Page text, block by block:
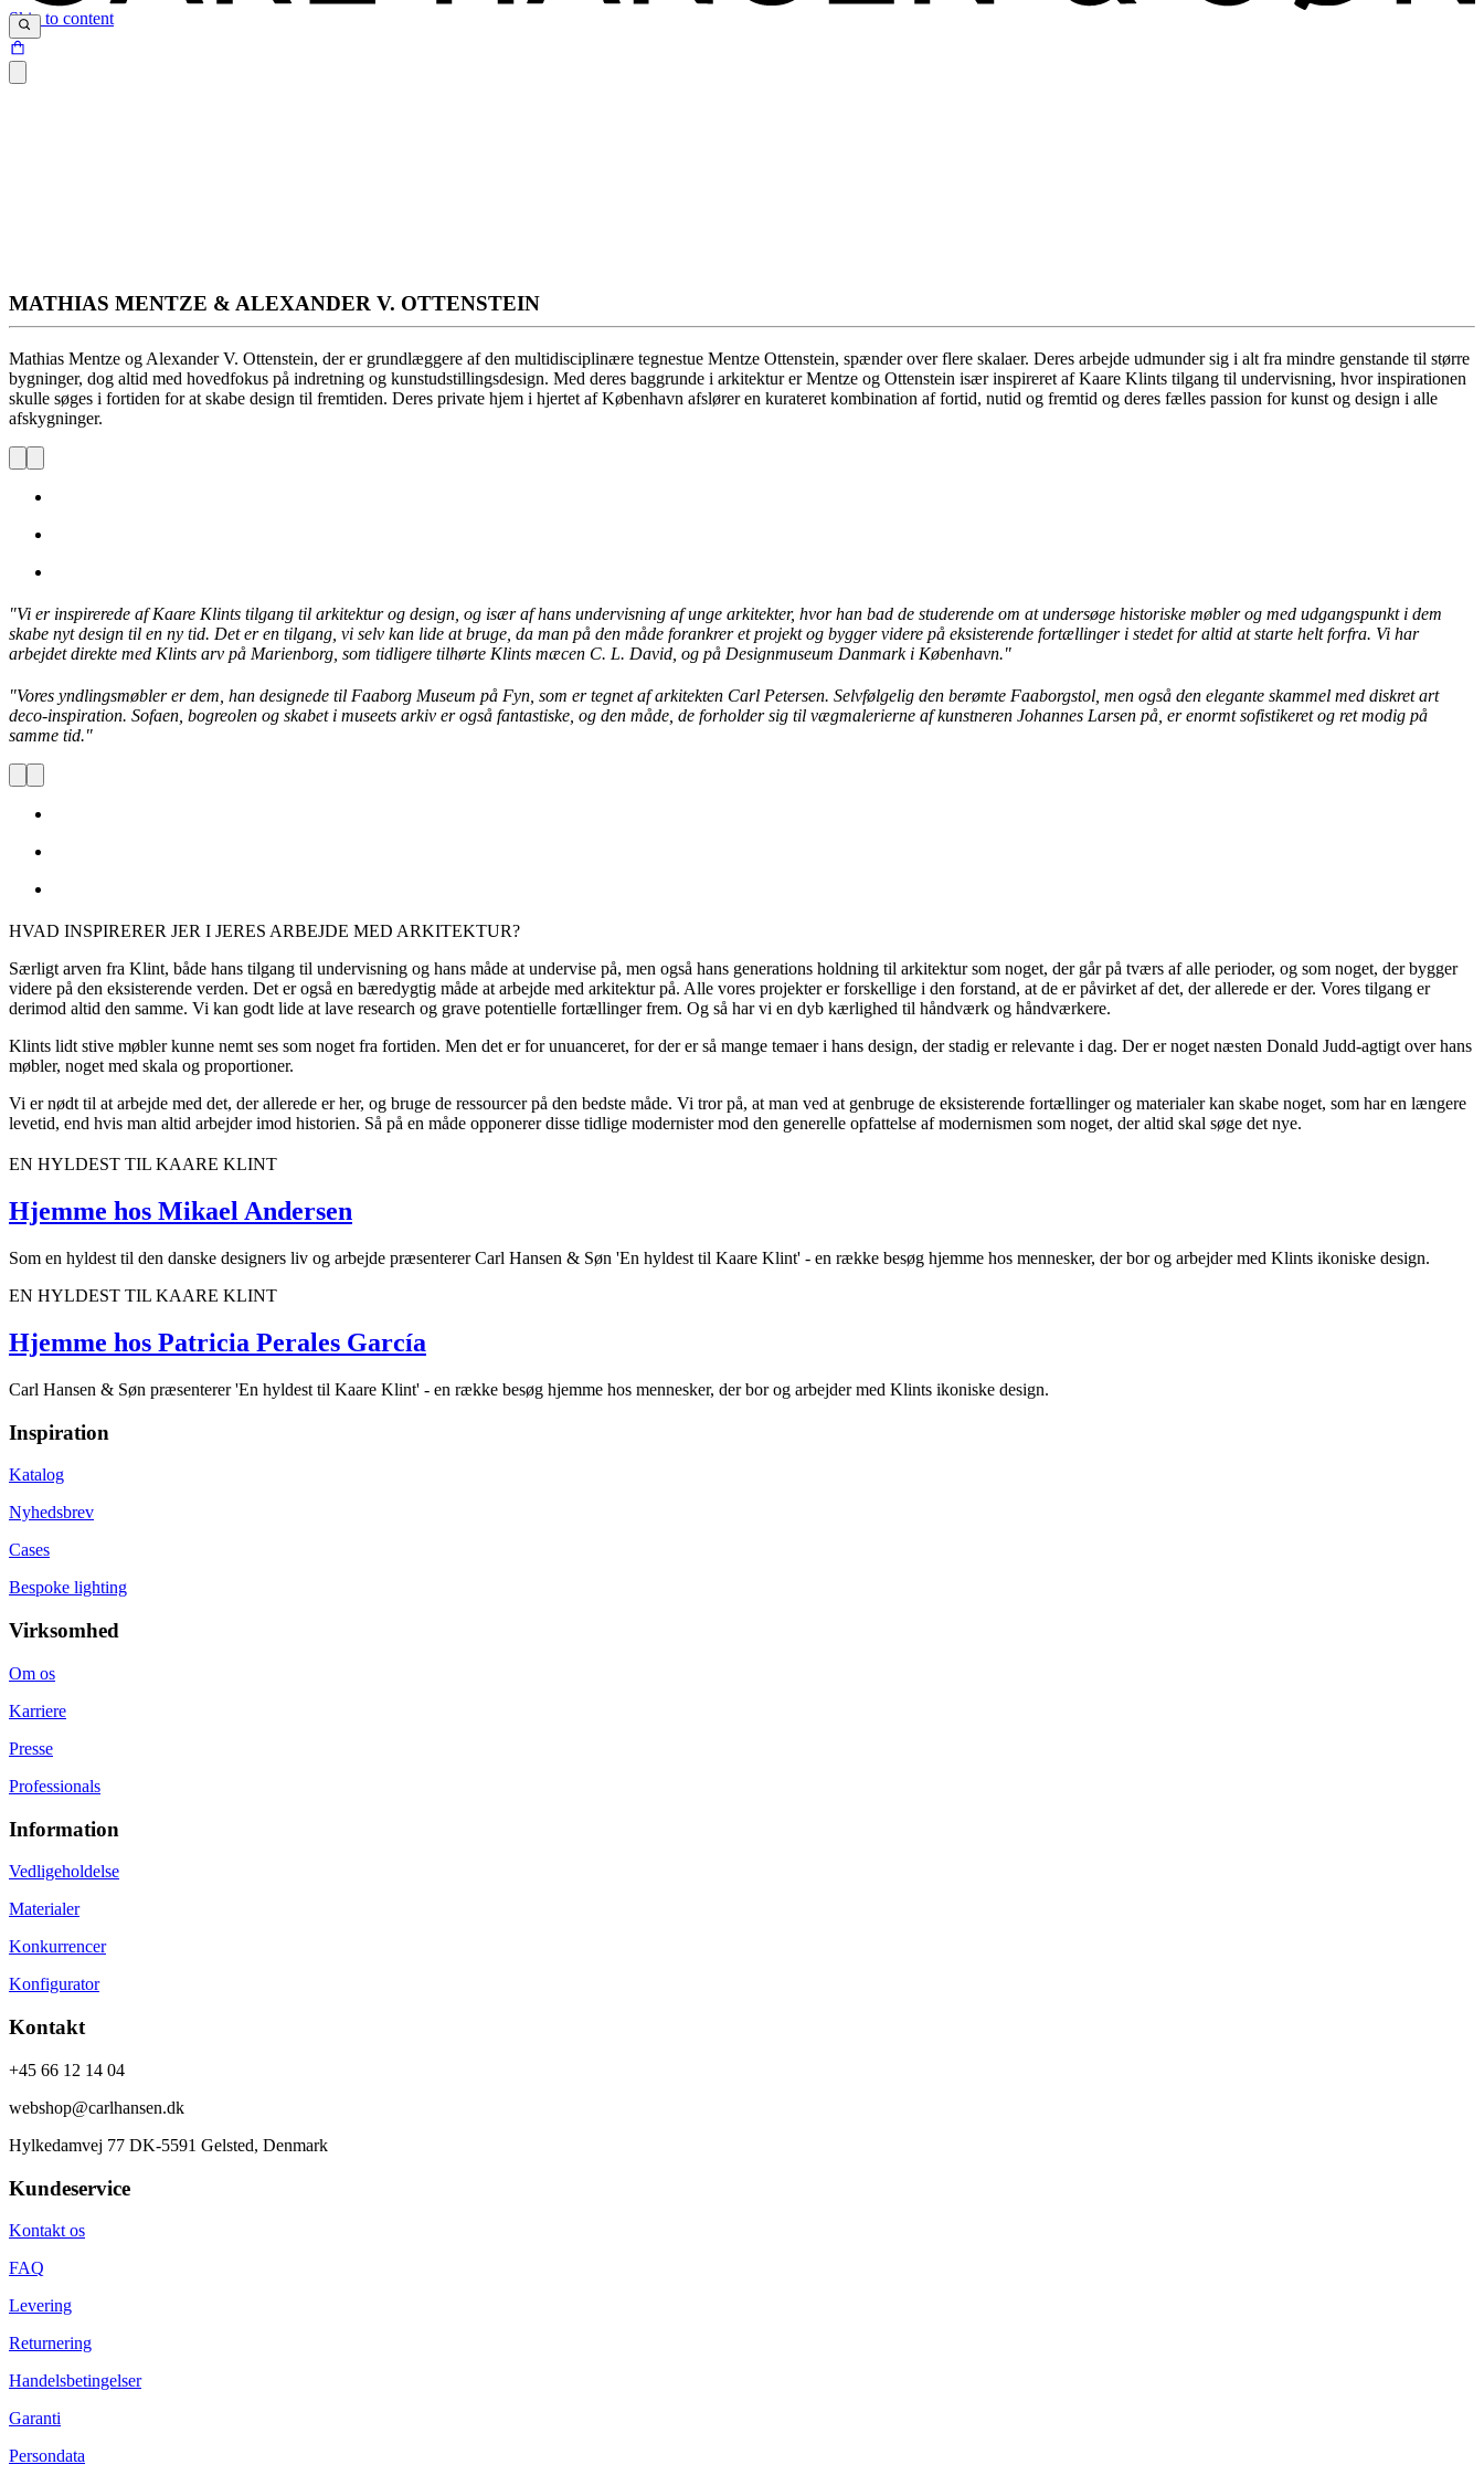
Skip to content
MATHIAS MENTZE & ALEXANDER V. OTTENSTEIN
Mathias Mentze og Alexander V. Ottenstein, der er grundlæggere af den multidisciplinære tegnestue Mentze Ottenstein, spænder over flere skalaer. Deres arbejde udmunder sig i alt fra mindre genstande til større
bygninger, dog altid med hovedfokus på indretning og kunstudstillingsdesign. Med deres baggrunde i arkitektur er Mentze og Ottenstein især inspireret af Kaare Klints tilgang til undervisning, hvor inspirationen
skulle søges i fortiden for at skabe design til fremtiden. Deres private hjem i hjertet af København afslører en kurateret kombination af fortid, nutid og fremtid og deres fælles passion for kunst og design i alle
afskygninger.
"Vi er inspirerede af Kaare Klints tilgang til arkitektur og design, og isæraf hans undervisning af unge arkitekter, hvor han bad de studerende om at undersøge historiske møbler og med udgangspunkt i dem
skabe nyt design til en ny tid. Det er en tilgang, vi selv kan lide at bruge, da man på den måde forankrer et projekt og bygger videre på eksisterende fortællinger i stedet for altid at starte helt forfra. Vi har
arbejdet direkte med Klints arv på Marienborg, som tidligere tilhørte Klints mæcen C. L. David, og på Designmuseum Danmark i København."
"Vores yndlingsmøbler er dem, han designede til Faaborg Museum på Fyn, som er tegnet af arkitekten Carl Petersen. Selvfølgelig den berømte Faaborgstol, men også den elegante skammel med diskret art
deco-inspiration. Sofaen, bogreolen og skabet i museets arkiv er også fantastiske, og den måde, de forholder sig til vægmalerierne af kunstneren Johannes Larsen på, er enormt sofistikeret og ret modig på
samme tid."
HVAD INSPIRERER JER I JERES ARBEJDE MED ARKITEKTUR?
Særligt arven fra Klint, både hans tilgang til undervisning og hans måde at undervise på, men også hans generations holdning til arkitektur som noget, der går på tværs af alle perioder, og som noget, der bygger
videre på den eksisterende verden. Det er også en bæredygtig måde at arbejde med arkitektur på. Alle vores projekter er forskellige i den forstand, at de er påvirket af det, der allerede er der. Vores tilgang er
derimod altid den samme. Vi kan godt lide at lave research og grave potentielle fortællinger frem. Og så har vi en dyb kærlighed til håndværk og håndværkere.
Klints lidt stive møbler kunne nemt ses som noget fra fortiden. Men det er for unuanceret, for der er så mange temaer i hans design, der stadig er relevante i dag. Der er noget næsten Donald Judd-agtigt over hans
møbler, noget med skala og proportioner.
Vi er nødt til at arbejde med det, der allerede er her, og bruge de ressourcer på den bedste måde. Vi tror på, at man ved at genbruge de eksisterende fortællinger og materialer kan skabe noget, som har en længere
levetid, end hvis man altid arbejder imod historien. Så på en måde opponerer disse tidlige modernister mod den generelle opfattelse af modernismen som noget, der altid skal søge det nye.
EN HYLDEST TIL KAARE KLINT
Hjemme hos Mikael Andersen
Som en hyldest til den danske designers liv og arbejde præsenterer Carl Hansen & Søn 'En hyldest til Kaare Klint' - en række besøg hjemme hos mennesker, der bor og arbejder med Klints ikoniske design.
EN HYLDEST TIL KAARE KLINT
Hjemme hos Patricia Perales García
Carl Hansen & Søn præsenterer 'En hyldest til Kaare Klint' - en række besøg hjemme hos mennesker, der bor og arbejder med Klints ikoniske design.
Inspiration
Katalog
Nyhedsbrev
Cases
Bespoke lighting
Virksomhed
Om os
Karriere
Presse
Professionals
Information
Vedligeholdelse
Materialer
Konkurrencer
Konfigurator
Kontakt
+45 66 12 14 04
webshop@carlhansen.dk
Hylkedamvej 77 DK-5591 Gelsted, Denmark
Kundeservice
Kontakt os
FAQ
Levering
Returnering
Handelsbetingelser
Garanti
Persondata